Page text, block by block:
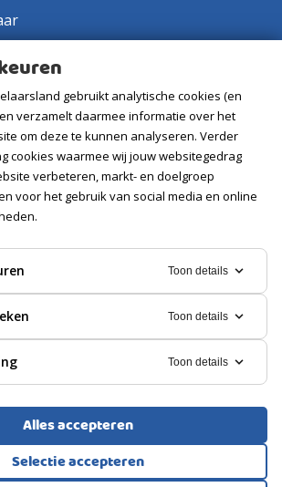
Privacyverklaring
gebruikt analytische cookies (en
verzamelt daarmee informatie over het
om deze te kunnen analyseren. Verder
cookies waarmee wij jouw websitegedrag
verbeteren, markt- en doelgroep
voor het gebruik van social media en online
Toon details
Toon details
Toon details
Alles accepteren
Selectie accepteren